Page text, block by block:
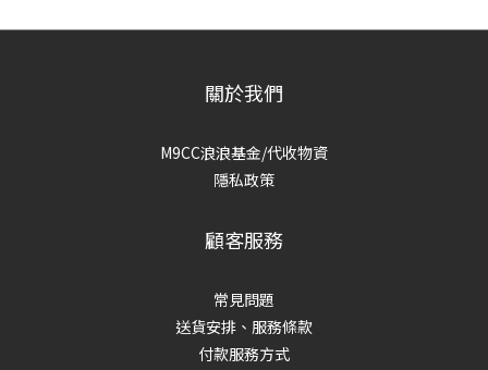
關於我們
M9CC浪浪基金/代收物資
隱私政策
顧客服務
常見問題
送貨安排、服務條款
付款服務方式